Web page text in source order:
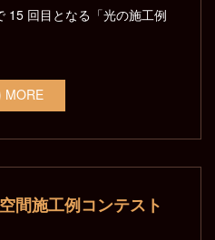
回目となる「光の施工例
MORE
間施工例コンテスト